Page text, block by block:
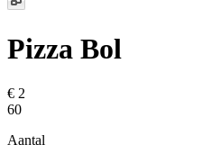
Pizza Bol
€ 2
60
Aantal